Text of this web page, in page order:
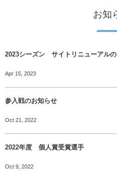
お知
2023シーズン サイトリニューアル
Apr 15, 2023
参入戦のお知らせ
Oct 21, 2022
2022年度 個人賞受賞選手
Oct 9, 2022